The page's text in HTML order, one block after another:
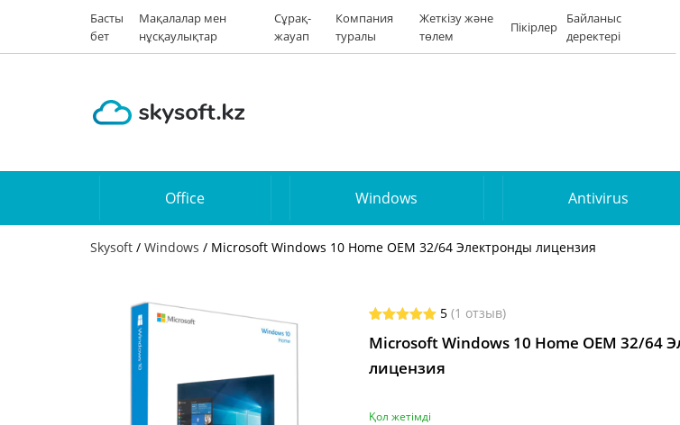
Басты
бет
Мақалалар мен
нұсқаулықтар
Сұрақ-
жауап
Компания
туралы
Жеткізу және
төлем
Пікірлер
Байланыс
деректері
Office Windows Antivirus
Skysoft / Windows / Microsoft Windows 10 Home OEM 32/64 Электронды лицензия
out of 5
customer
rating
5(1 отзыв)
Microsoft Windows 10 Home OEM 32/64
лицензия
Қол жетімді